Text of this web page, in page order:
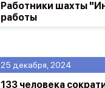
25 декабря, 2024
133 человека
Работники шахты
работы